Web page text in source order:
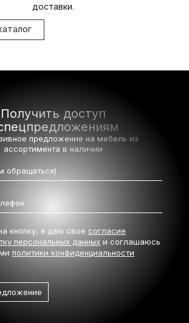
доставки.
Получить доступ
предложение на мебель из
ассортимента в наличии
кнопку, я даю свое согласие
персональных данных и соглашаюсь
политики конфиденциальности